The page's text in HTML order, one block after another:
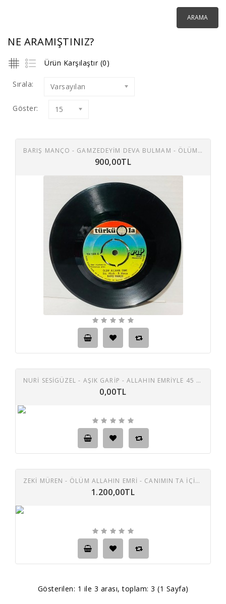
NE ARAMIŞTINIZ?
Ürün Karşılaştır (0)
Sırala: Varsayılan
Göster: 15
BARIŞ MANÇO - GAMZEDEYIM DEVA BULMAM - ÖLÜM ALLAHIN EMRI 45 LIK PLAK
900,00TL
NURI SESIGÜZEL - AŞIK GARIP - ALLAHIN EMRIYLE 45 LIK PLAK
0,00TL
ZEKI MÜREN - ÖLÜM ALLAHIN EMRI - CANIMIN TA IÇISIN 45 LIK PLAK
1.200,00TL
Gösterilen: 1 ile 3 arası, toplam: 3 (1 Sayfa)